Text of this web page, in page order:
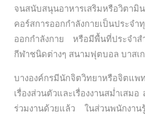
จนสนับสนุนอาหารเสริมหรือวิต
คอร์สการออกกำลังกายเป็นประ
ออกกำลังกาย หรือมีพื้นที่ประจำ
กีฬาชนิดต่างๆ สนามฟุตบอล บาสเ
บางองค์กรมีนักจิตวิทยาหรือจิต
เรื่องส่วนตัวและเรื่องงานสม่ำเสม
ร่วมงานด้วยแล้ว ในส่วนพนักงาน